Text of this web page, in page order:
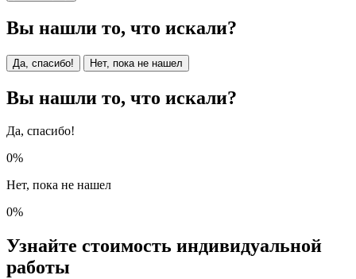
Вы нашли то, что искали?
Да, спасибо! Нет, пока не нашел
Вы нашли то, что искали?
Да, спасибо!
0%
Нет, пока не нашел
0%
Узнайте стоимость индивидуальной
работы